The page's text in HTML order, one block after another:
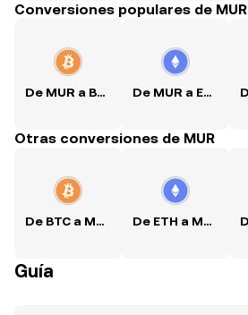
Conversiones populares de MUR
De MUR a BTC De MUR a ETH
Otras conversiones de MUR
De BTC a MUR De ETH a MUR
Guía